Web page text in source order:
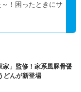
！困ったときにサ
家」監修！家系風豚骨醤
どんが新登場